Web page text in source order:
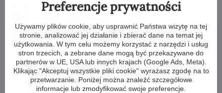
Preferencje prywatności
Używamy plików cookie, aby usprawnić Państwa wizytę na tej
stronie, analizować jej działanie i zbierać dane na temat jej
użytkowania. W tym celu możemy korzystać z narzędzi i usług
stron trzecich, a zebrane dane mogą być przekazywane do
partnerów w UE, USA lub innych krajach (Google Ads, Meta).
Klikając "Akceptuj wszystkie pliki cookie" wyrażasz zgodę na to
przetwarzanie. Poniżej można znaleźć szczegółowe
informacje lub zmodyfikować swoje preferencje.